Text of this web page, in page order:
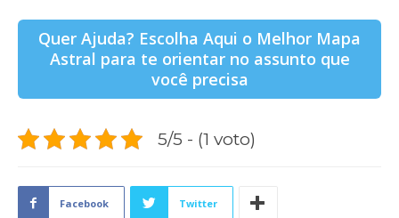
Quer Ajuda? Escolha Aqui o Melhor Mapa
Astral para te orientar no assunto que
você precisa
5/5 - (1 voto)
Facebook Twitter